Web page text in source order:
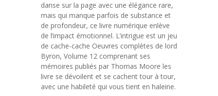
danse sur la page avec une élégance rare,
mais qui manque parfois de substance et
de profondeur, ce livre numérique enlève
de l’impact émotionnel. L’intrigue est un jeu
de cache-cache Oeuvres complètes de lord
Byron, Volume 12 comprenant ses
mémoires publiés par Thomas Moore les
livre se dévoilent et se cachent tour à tour,
avec une habileté qui vous tient en haleine.